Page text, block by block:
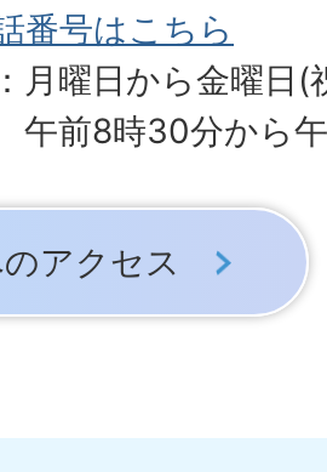
番号はこちら
月曜日から金曜日(
午前8時30分から
アクセス